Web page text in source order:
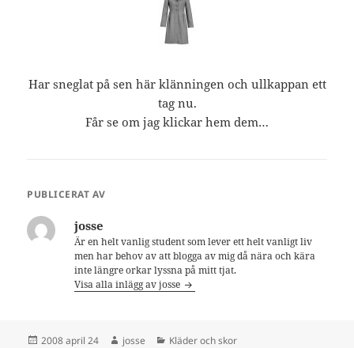
Har sneglat på sen här klänningen och ullkappan ett
tag nu.
Får se om jag klickar hem dem…
PUBLICERAT AV
josse
Är en helt vanlig student som lever ett helt vanligt liv
men har behov av att blogga av mig då nära och kära
inte längre orkar lyssna på mitt tjat.
Visa alla inlägg av josse
Postat
2008 april 24 Författare
josse Kategorier
Kläder och skor